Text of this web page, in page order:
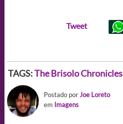
Tweet
TAGS:The Brisolo Chronicles
Postado porJoe Loreto
em Imagens